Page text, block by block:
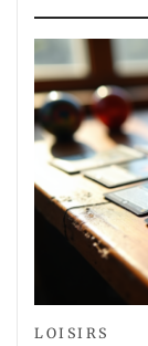
LOISIRS